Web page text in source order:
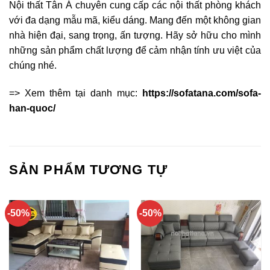
Nội thất Tân Á chuyên cung cấp các nội thất phòng khách
với đa dạng mẫu mã, kiểu dáng. Mang đến một không gian
nhà hiện đại, sang trọng, ấn tượng. Hãy sở hữu cho mình
những sản phẩm chất lượng để cảm nhận tính ưu việt của
chúng nhé.
=> Xem thêm tại danh mục:
https://sofatana.com/sofa-
han-quoc/
SẢN PHẨM TƯƠNG TỰ
-50% -50%